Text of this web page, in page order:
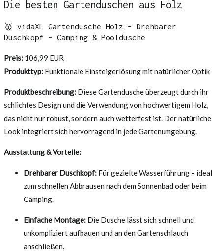
Die besten Gartenduschen aus Holz
🥇 vidaXL Gartendusche Holz – Drehbarer
Duschkopf – Camping & Pooldusche
Preis: 106,99 EUR
Produkttyp: Funktionale Einsteigerlösung mit natürlicher Optik
Produktbeschreibung: Diese Gartendusche überzeugt durch ihr
schlichtes Design und die Verwendung von hochwertigem Holz,
das nicht nur robust, sondern auch wetterfest ist. Der natürliche
Look integriert sich hervorragend in jede Gartenumgebung.
Ausstattung & Vorteile:
Drehbarer Duschkopf: Für gezielte Wasserführung – ideal
zum schnellen Abbrausen nach dem Sonnenbad oder beim
Camping.
Einfache Montage: Die Dusche lässt sich schnell und
unkompliziert aufbauen und an den Gartenschlauch
anschließen.